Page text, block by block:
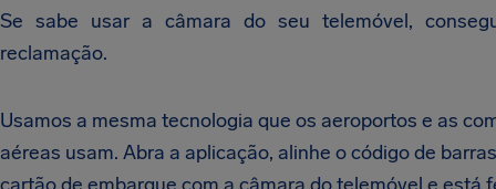
Se sabe usar a câmara do seu telemóvel,
reclamação.
Usamos a mesma tecnologia que os aeroportos e as
aéreas usam. Abra a aplicação, alinhe o código de